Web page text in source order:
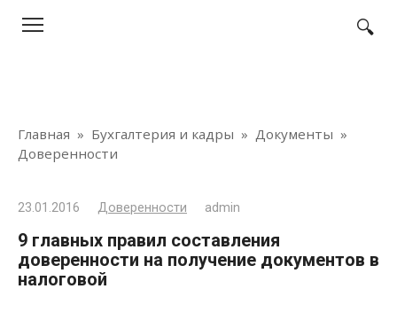
Главная » Бухгалтерия и кадры » Документы »
Доверенности
23.01.2016 Доверенности admin
9 главных правил составления
доверенности на получение документов в
налоговой